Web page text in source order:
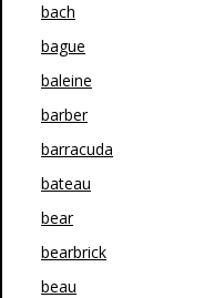
bach
bague
baleine
barber
barracuda
bateau
bear
bearbrick
beau